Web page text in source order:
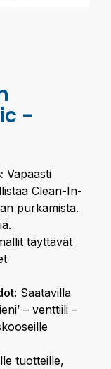
-
Vapaasti
Clean-In-
purkamista.
täyttävät
: Saatavilla
– venttiili –
tuotteille,